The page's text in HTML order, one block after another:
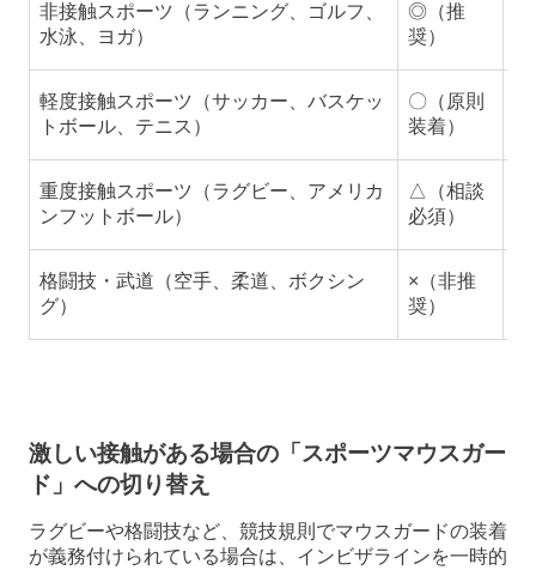
非接触スポーツ（ランニング、ゴルフ、
水泳、ヨガ）
◎（推
奨）
軽度接触スポーツ（サッカー、バスケッ
トボール、テニス）
〇（原則
装着）
重度接触スポーツ（ラグビー、アメリカ
ンフットボール）
△（相談
必須）
格闘技・武道（空手、柔道、ボクシン
グ）
×（非推
奨）
激しい接触がある場合の「スポーツマウスガー
ド」への切り替え
ラグビーや格闘技など、競技規則でマウスガードの装着
が義務付けられている場合は、インビザラインを一時的